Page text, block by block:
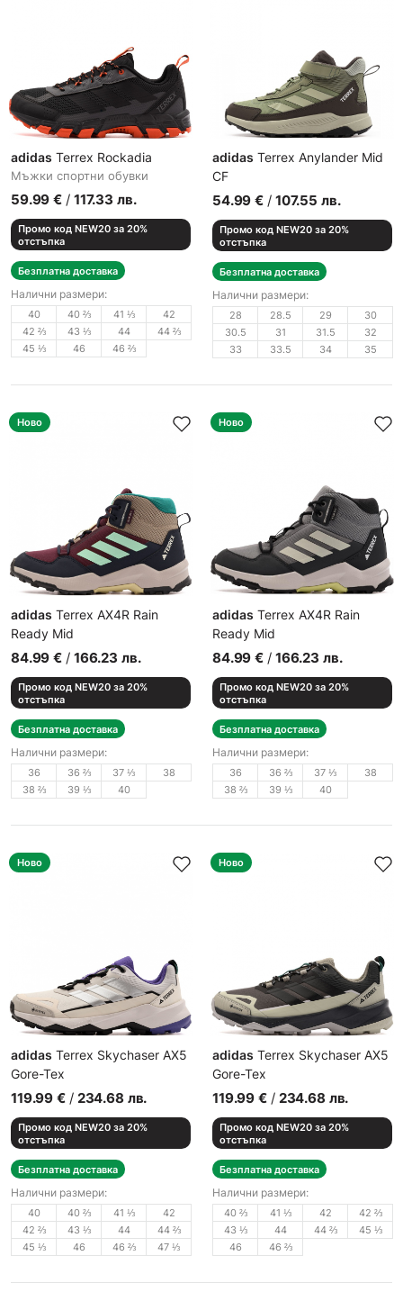
adidas Terrex Rockadia
Мъжки спортни обувки
59.99 € / 117.33 лв.
Промо код NEW20 за 20%
отстъпка
Безплатна доставка
Налични размери:
40 40 ⅔ 41 ⅓
42
42 ⅔
43 ⅓ 44
44 ⅔
45 ⅓
46 46 ⅔
adidas Terrex Anylander Mid
CF
Детски спортни обувки
54.99 € / 107.55 лв.
Промо код NEW20 за 20%
отстъпка
Безплатна доставка
Налични размери:
28 28.5 29
30
30.5
31 31.5
32
33
33.5 34 35
Ново
adidas Terrex AX4R Rain
Ready Mid
Спортни обувки
84.99 € / 166.23 лв.
Промо код NEW20 за 20%
отстъпка
Безплатна доставка
Налични размери:
36 36 ⅔ 37 ⅓
38
38 ⅔
39 ⅓ 40
Ново
adidas Terrex AX4R Rain
Ready Mid
Спортни обувки
84.99 € / 166.23 лв.
Промо код NEW20 за 20%
отстъпка
Безплатна доставка
Налични размери:
36 36 ⅔ 37 ⅓
38
38 ⅔
39 ⅓ 40
Ново
adidas Terrex Skychaser AX5
Gore-Tex
Мъжки спортни обувки
119.99 € / 234.68 лв.
Промо код NEW20 за 20%
отстъпка
Безплатна доставка
Налични размери:
40 40 ⅔ 41 ⅓
42
42 ⅔
43 ⅓ 44
44 ⅔
45 ⅓
46 46 ⅔ 47 ⅓
Ново
adidas Terrex Skychaser AX5
Gore-Tex
Мъжки спортни обувки
119.99 € / 234.68 лв.
Промо код NEW20 за 20%
отстъпка
Безплатна доставка
Налични размери:
40 ⅔ 41 ⅓ 42
42 ⅔
43 ⅓
44 44 ⅔
45 ⅓
46
46 ⅔